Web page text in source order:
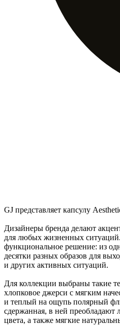
GJ представляет капсулу
Дизайнеры бренда делают
для любых жизненных
функциональное решение: из
десятки разных образов для
и других активных ситуаций.
Для коллекции выбраны такие
хлопковое джерси с мягким
и теплый на ощупь полярный
сдержанная, в ней
цвета, а также мягкие